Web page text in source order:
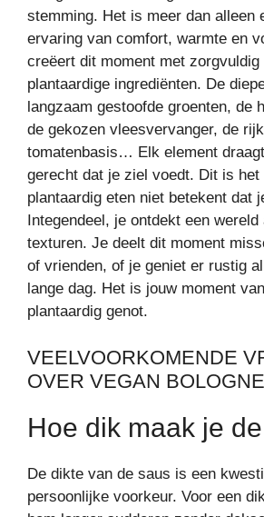
stemming. Het is meer dan alleen
ervaring van comfort, warmte en
creëert dit moment met zorgvuldig
plantaardige ingrediënten. De
langzaam gestoofde groenten, de
de gekozen vleesvervanger, de
tomatenbasis… Elk element
gerecht dat je ziel voedt. Dit is het
plantaardig eten niet betekent dat
Integendeel, je ontdekt een
texturen. Je deelt dit moment
of vrienden, of je geniet er rustig
lange dag. Het is jouw moment
plantaardig genot.
VEELVOORKOMENDE
OVER VEGAN
Hoe dik maak je
De dikte van de saus is een
persoonlijke voorkeur. Voor een